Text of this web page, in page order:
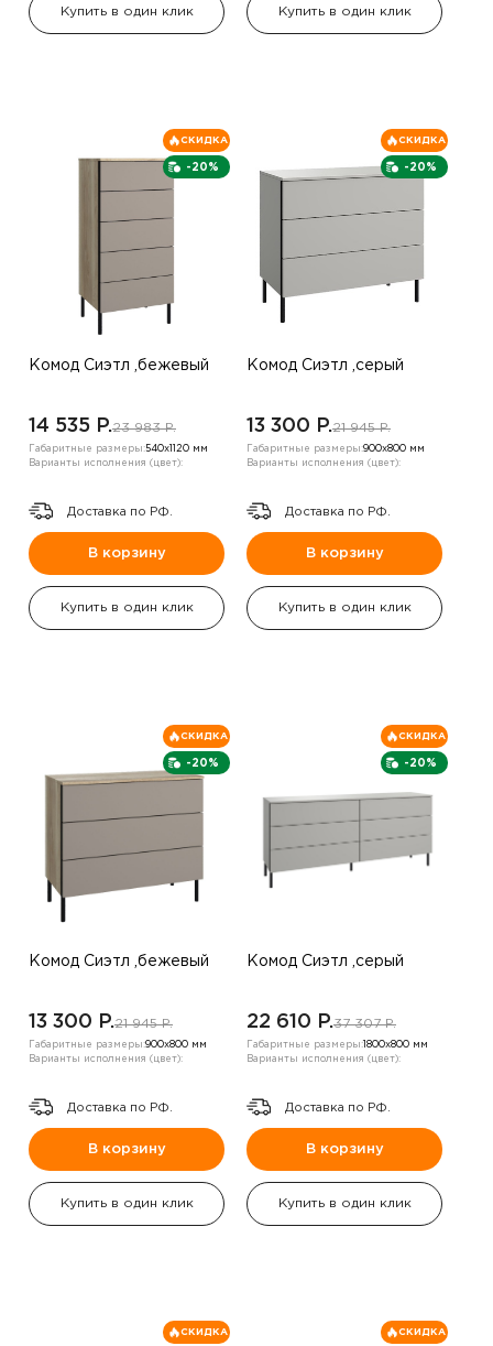
Купить в один клик Купить в один клик
-20%
СКИДКА
Комод Сиэтл ,бежевый
14 535 P.23 983 P.
Габаритные размеры:540х1120 мм
Варианты исполнения (цвет):
Доставка по РФ.
В корзину
Купить в один клик
-20%
СКИДКА
Комод Сиэтл ,серый
13 300 P.21 945 P.
Габаритные размеры:900х800 мм
Варианты исполнения (цвет):
Доставка по РФ.
В корзину
Купить в один клик
-20%
СКИДКА
Комод Сиэтл ,бежевый
13 300 P.21 945 P.
Габаритные размеры:900х800 мм
Варианты исполнения (цвет):
Доставка по РФ.
В корзину
Купить в один клик
-20%
СКИДКА
Комод Сиэтл ,серый
22 610 P.37 307 P.
Габаритные размеры: 1800х800 мм
Варианты исполнения (цвет):
Доставка по РФ.
В корзину
Купить в один клик
СКИДКА СКИДКА